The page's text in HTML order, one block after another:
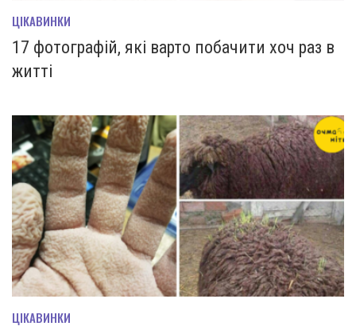
ЦІКАВИНКИ
17 фотографій, які варто побачити хоч раз в
житті
ЦІКАВИНКИ